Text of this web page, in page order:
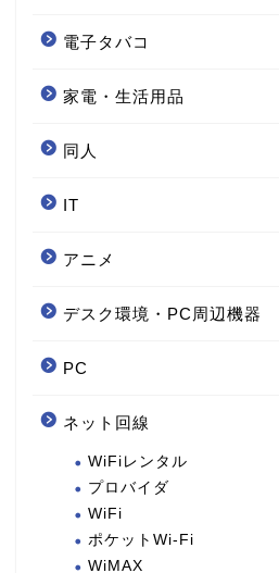
電子タバコ
家電・生活用品
同人
IT
アニメ
デスク環境・PC周辺機器
PC
ネット回線
WiFiレンタル
プロバイダ
WiFi
ポケットWi-Fi
WiMAX